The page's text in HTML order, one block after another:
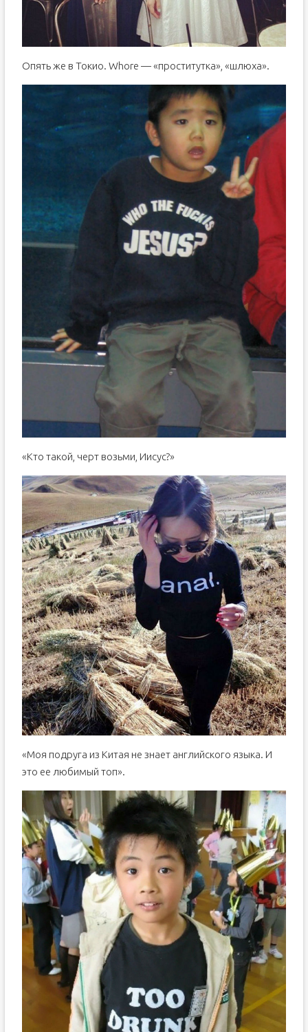
Опять же в Токио. Whore — «проститутка», «шлюха».
«Кто такой, черт возьми, Иисус?»
«Моя подруга из Китая не знает английского языка. И
это ее любимый топ».